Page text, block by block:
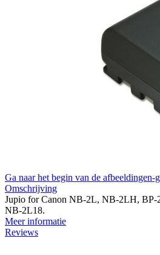
Ga naar het begin van de afbeeldingen-
Omschrijving
Jupio for Canon NB-2L, NB-2LH,
NB-2L18.
Meer informatie
Reviews